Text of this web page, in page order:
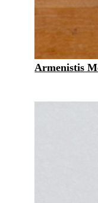
Armenistis